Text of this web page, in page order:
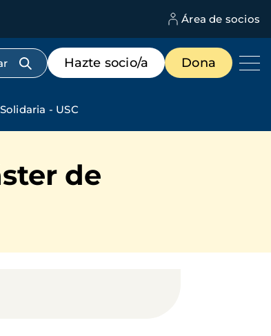
Área de socios
Menú
de
destacados
Hazte socio/a Dona
- USC
de